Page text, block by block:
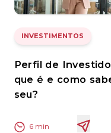
INVESTIMENTOS
Perfil de
que é e como
seu?
6min